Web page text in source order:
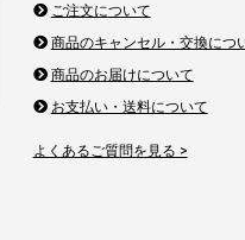
ご注文について
商品のキャンセル・交換につ
商品のお届けについて
お支払い・送料について
よくあるご質問を見る >